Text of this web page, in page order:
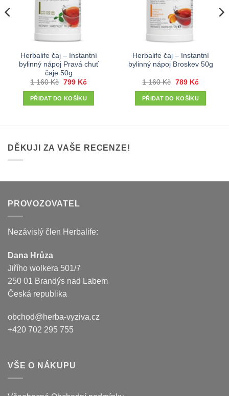
Herbalife čaj – Instantní
bylinný nápoj Pravá chuť
čaje 50g
1 160Kč Původní
byla:
1
799 KčAktuální
je:
799 Kč.
PŘIDAT DO KOŠÍKU
Herbalife čaj – Instantní
bylinný nápoj Broskev 50g
1 160Kč Původní
byla:
1
789 KčAktuální
je:
789 Kč.
PŘIDAT DO KOŠÍKU
DĚKUJI ZA VAŠE RECENZE!
PROVOZOVATEL
Nezávislý člen Herbalife:
Dana Hrůza
Jiřího wolkera 501/7
250 01 Brandýs nad Labem
Česká republika
obchod@herba-vyziva.cz
+420 702 295 755
VŠE O NÁKUPU